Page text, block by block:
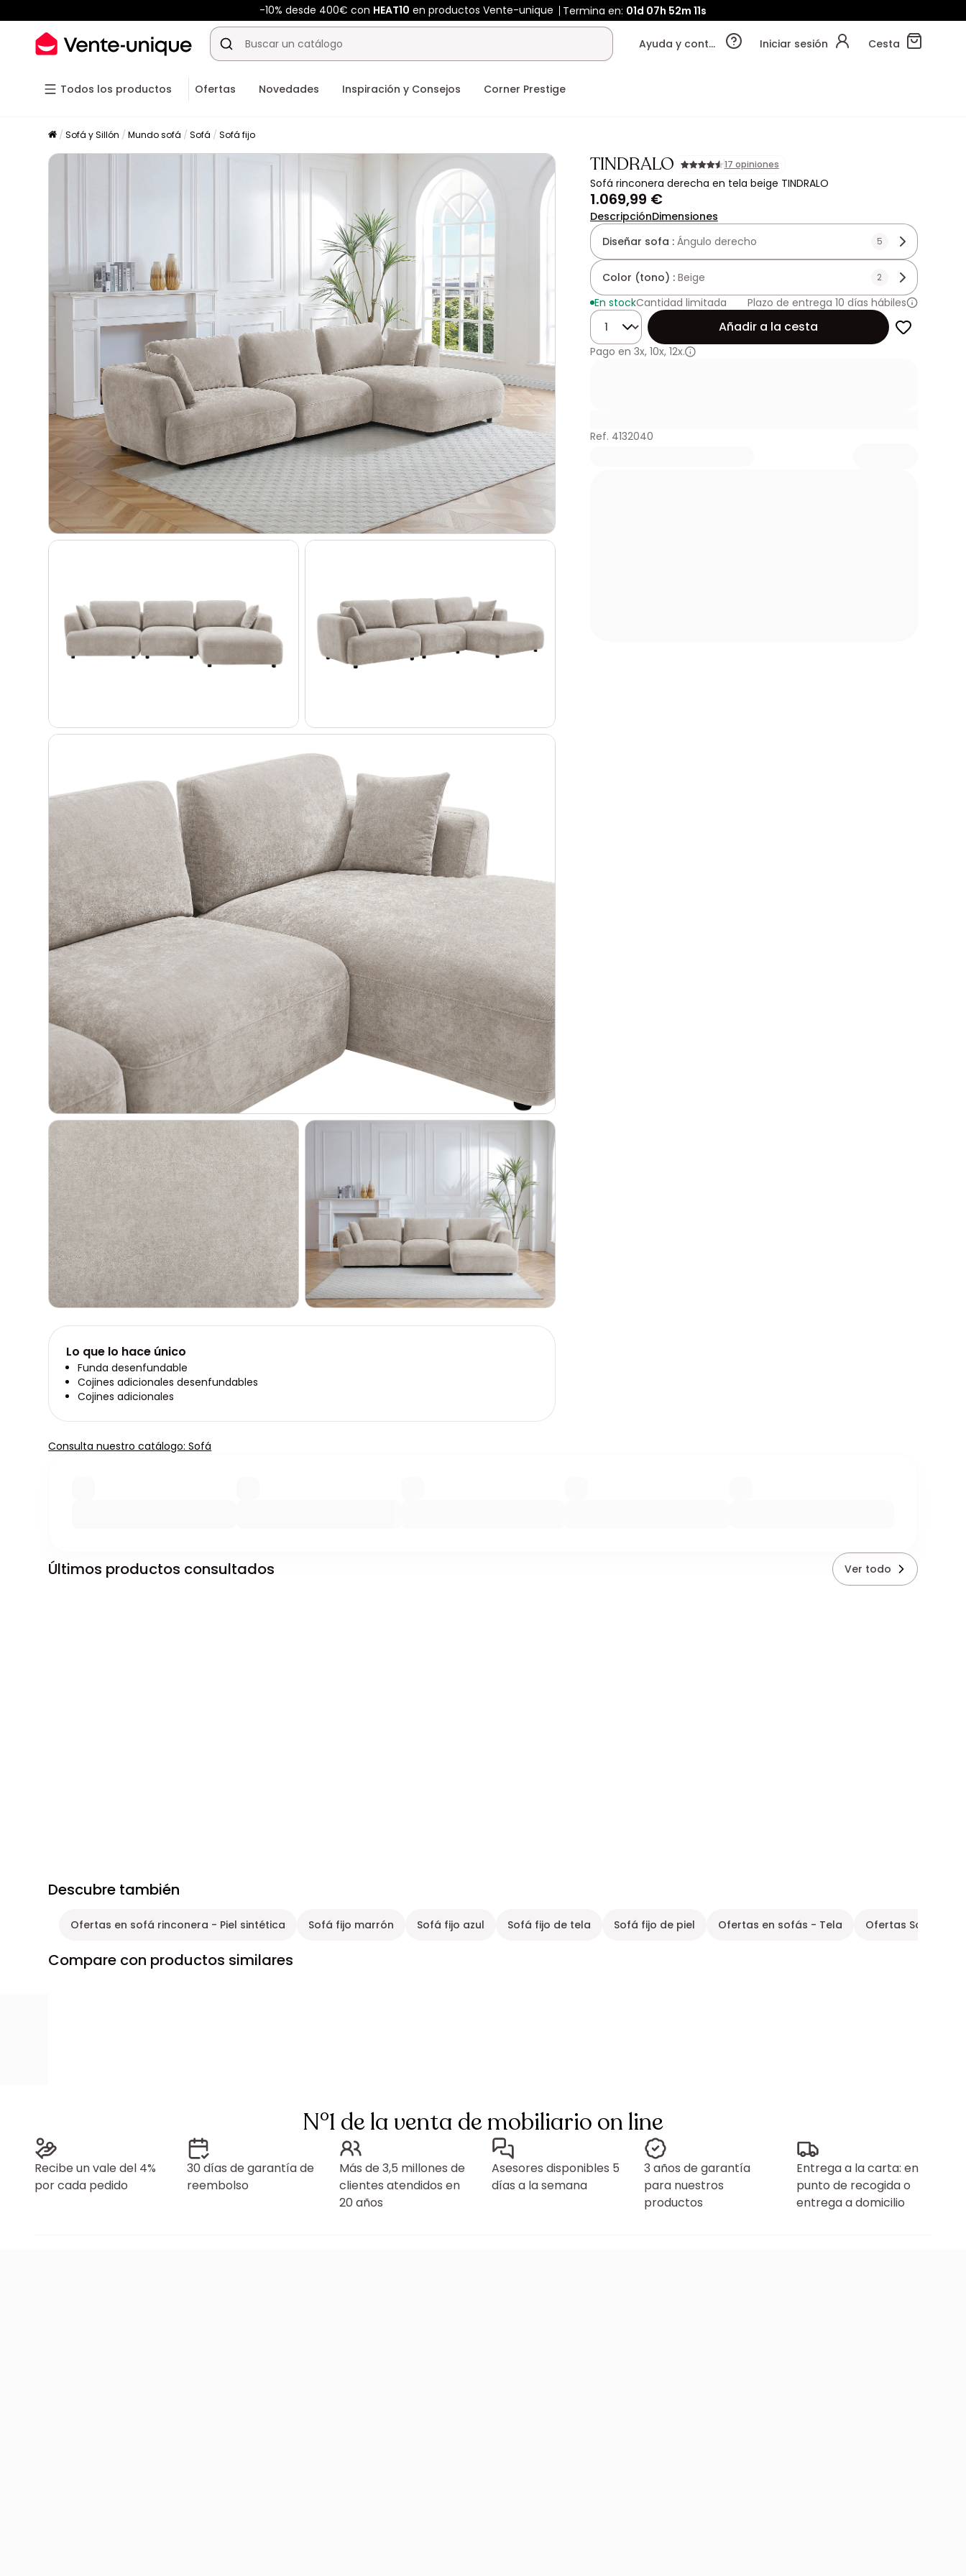
-10% desde 400€ con HEAT10en productos Vente-unique Termina en: 01d07h52m09s
Ayuda y contacto Iniciar sesión Cesta
Todos los productos Ofertas Novedades Inspiración y Consejos Corner Prestige
Sofá y Sillón Mundo sofá Sofá Sofá fijo
TINDRALO 17 opiniones
Sofá rinconera derecha en tela beige TINDRALO
1.069,99 €
DescripciónDimensiones
Diseñar sofa : Ángulo derecho 5
Color (tono) : Beige 2
En stockCantidad limitada
Plazo de entrega 10 días hábiles
Cantidad
Añadir a la cesta
Pago en 3x, 10x, 12x.
Ref. 4132040
Lo que lo hace único
Funda desenfundable
Cojines adicionales desenfundables
Cojines adicionales
Consulta nuestro catálogo: Sofá
Últimos productos consultados Ver todo
Descubre también
Ofertas en sofá rinconera - Piel sintética Sofá fijo marrón Sofá fijo azul Sofá fijo de tela Sofá fijo de piel Ofertas en sofás - Tela Ofertas Sofá
Compare con productos similares
N°1 de la venta de mobiliario on line
Recibe un vale del 4%
por cada pedido
30 días de garantía de
reembolso
Más de 3,5 millones de
clientes atendidos en
20 años
Asesores disponibles 5
días a la semana
3 años de garantía
para nuestros
productos
Entrega a la carta: en
punto de recogida o
entrega a domicilio